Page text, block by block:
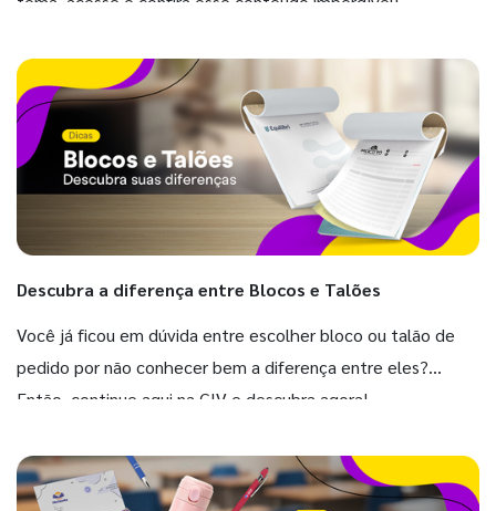
Descubra a diferença entre Blocos e Talões
Você já ficou em dúvida entre escolher bloco ou talão de
pedido por não conhecer bem a diferença entre eles?
Então, continue aqui na GIV e descubra agora!